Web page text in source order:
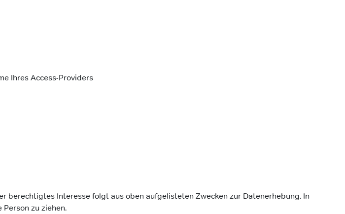
Ihres Access-Providers
berechtigtes Interesse folgt aus oben aufgelisteten Zwecken zur Datenerhebung. In
zu ziehen.